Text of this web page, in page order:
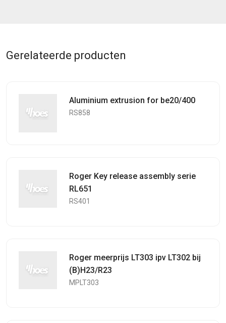
Gerelateerde producten
Aluminium extrusion for be20/400
RS858
Roger Key release assembly serie
RL651
RS401
Roger meerprijs LT303 ipv LT302 bij
(B)H23/R23
MPLT303